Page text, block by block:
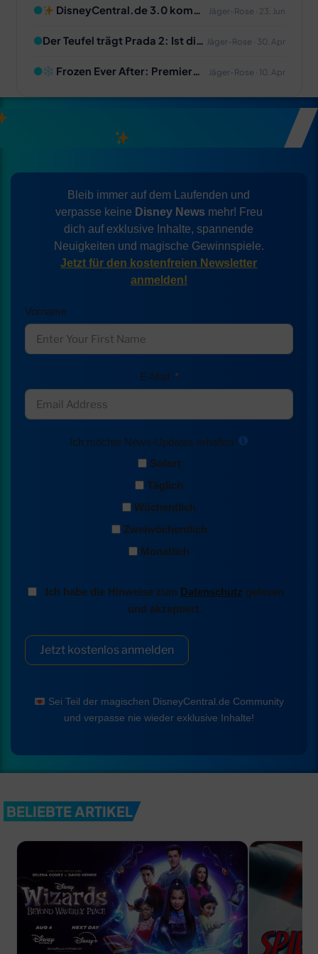
ist gestartet!
●
DisneyCentral.de 3.0 kommt
mit euch!
Jäger-Rose · 23. Jun
●Der Teufel trägt Prada 2: Ist die
Warten wert?
Jäger-Rose · 30. Apr
●
Frozen Ever After: Premier
oder Wucher?
Jäger-Rose · 10. Apr
Bleib immer auf dem Laufenden und
verpasse keine Disney News mehr! Freu
dich auf exklusive Inhalte, spannende
Neuigkeiten und magische Gewinnspiele.
Jetzt für den kostenfreien Newsletter
anmelden!
Vorname
E-Mail
Ich möchte News-Updates erhalten:
Sofort
Täglich
Wöchentlich
Zweiwöchentlich
Monatlich
Ich habe die Hinweise zum Datenschutz gelesen
und akzeptiert.
Jetzt kostenlos anmelden
Sei Teil der magischen DisneyCentral.de Community
und verpasse nie wieder exklusive Inhalte!
BELIEBTE ARTIKEL